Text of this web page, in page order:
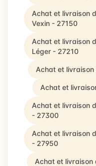
Achat et livraison
Vexin - 27150
Achat et livraison
Léger - 27210
Achat et
Achat et
Achat et livraison
- 27300
Achat et livraison
- 27950
Achat et livraison